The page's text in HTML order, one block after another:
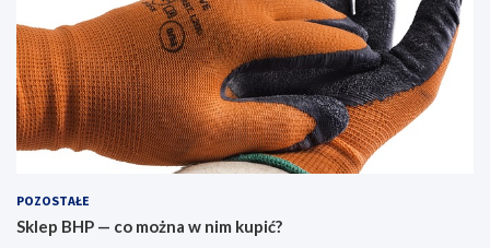
POZOSTAŁE
Sklep BHP — co można w nim kupić?